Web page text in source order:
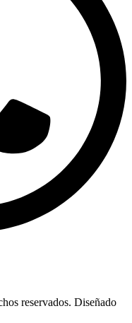
reservados. Diseñado